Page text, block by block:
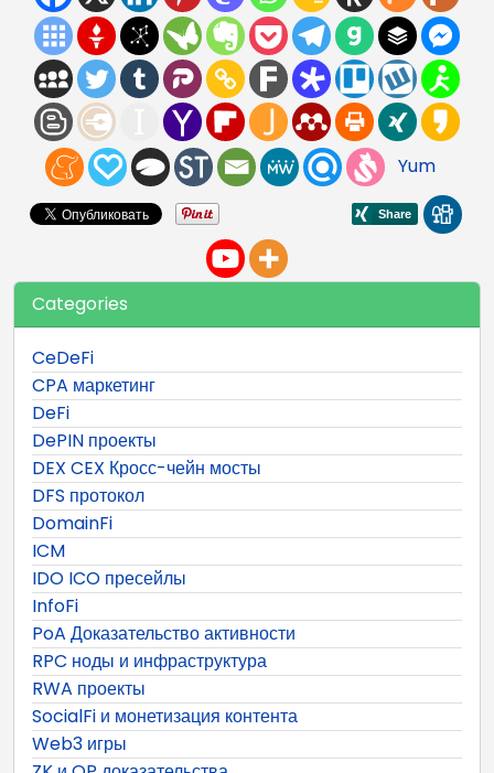
Yum
Categories
CeDeFi
CPA маркетинг
DeFi
DePIN проекты
DEX CEX Кросс-чейн мосты
DFS протокол
DomainFi
ICM
IDO ICO пресейлы
InfoFi
PoA Доказательство активности
RPC ноды и инфраструктура
RWA проекты
SocialFi и монетизация контента
Web3 игры